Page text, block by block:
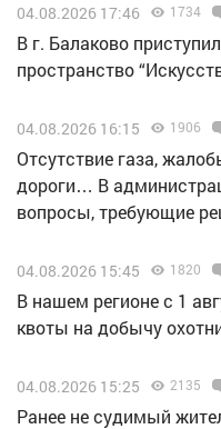
04.08.2026 17:46 1734
В г. Балаково
пространство
04.08.2026 16:15 1906
Отсутствие газа,
дороги… В
вопросы, требующие
04.08.2026 15:45 1820
В нашем регионе с 1
квоты на добычу
04.08.2026 15:25 2135
Ранее не судимый